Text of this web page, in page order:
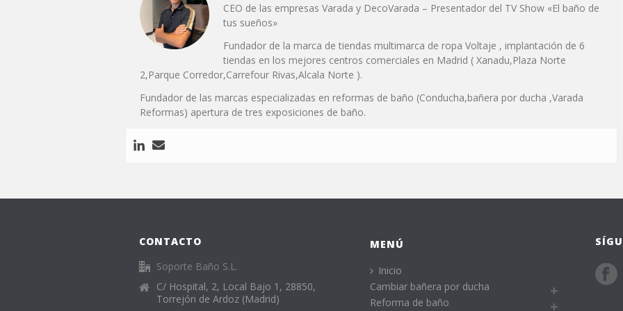
CEO de las empresas Varada y DecoVarada – Presentador del TV Show «El baño de
tus sueños»
Fundador de la marca de tiendas multimarca de ropa Voltaje , implantación de 6
tiendas en los mejores centros comerciales en Madrid ( Xanadu,Plaza Norte
2,Parque Corredor,Carrefour Rivas,Alcala Norte ).
Fundador de las marcas especializadas en reformas de baño (Conducha,bañera por ducha ,Varada
Reformas) apertura de tres exposiciones de baño.
CONTACTO
Soporte Baño S.L.
C/ Hospital, 2, Local Bajo 1, 28850,
Torrejón de Ardoz (Madrid)
MENÚ
Inicio
Cambiar bañera por ducha
Reforma de baño